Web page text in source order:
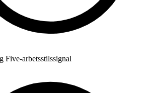
Five-arbetsstilssignal